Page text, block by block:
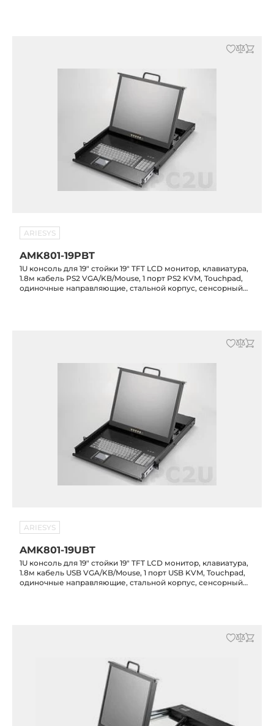
ARIESYS
AMK801-19PBT
1U консоль для 19" стойки 19" TFT LCD монитор, клавиатура,
1.8м кабель PS2 VGA/KB/Mouse, 1 порт PS2 KVM, Touchpad,
одиночные направляющие, стальной корпус, сенсорный
ARIESYS
AMK801-19UBT
1U консоль для 19" стойки 19" TFT LCD монитор, клавиатура,
1.8м кабель USB VGA/KB/Mouse, 1 порт USB KVM, Touchpad,
одиночные направляющие, стальной корпус, сенсорный